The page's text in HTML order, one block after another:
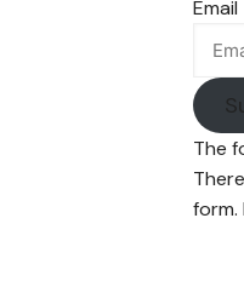
Email
The
form.